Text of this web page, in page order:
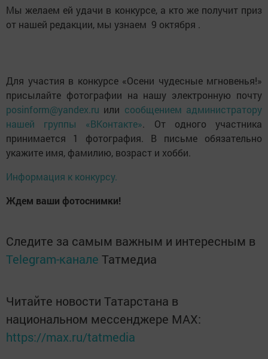
Мы желаем ей удачи в конкурсе, а кто же получит приз
от нашей редакции, мы узнаем 9 октября .
Для участия в конкурсе «Осени чудесные мгновенья!»
присылайте фотографии на нашу электронную почту
posinform@yandex.ru или сообщением администратору
нашей группы «ВКонтакте». От одного участника
принимается 1 фотография. В письме обязательно
укажите имя, фамилию, возраст и хобби.
Информация к конкурсу.
Ждем ваши фотоснимки!
Следите за самым важным и интересным в
Telegram-канале Татмедиа
Читайте новости Татарстана в
национальном мессенджере MАХ:
https://max.ru/tatmedia